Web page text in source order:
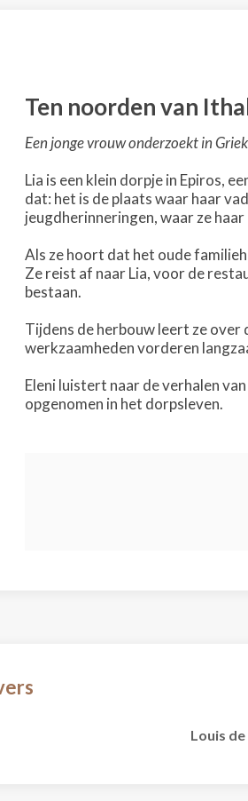
Ten noorden van
Een jonge vrouw onderzoekt in
Lia is een klein dorpje in Epiros,
dat: het is de plaats waar haar
jeugdherinneringen, waar ze
Als ze hoort dat het oude
Ze reist af naar Lia, voor de
bestaan.
Tijdens de herbouw leert ze over
werkzaamheden vorderen
Eleni luistert naar de verhalen
opgenomen in het dorpsleven.
Louis